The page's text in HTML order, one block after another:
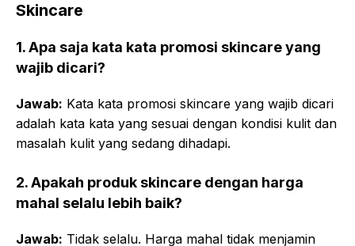
Skincare
1. Apa saja kata kata promosi skincare yang
wajib dicari?
Jawab: Kata kata promosi skincare yang wajib dicari
adalah kata kata yang sesuai dengan kondisi kulit dan
masalah kulit yang sedang dihadapi.
2. Apakah produk skincare dengan harga
mahal selalu lebih baik?
Jawab: Tidak selalu. Harga mahal tidak menjamin